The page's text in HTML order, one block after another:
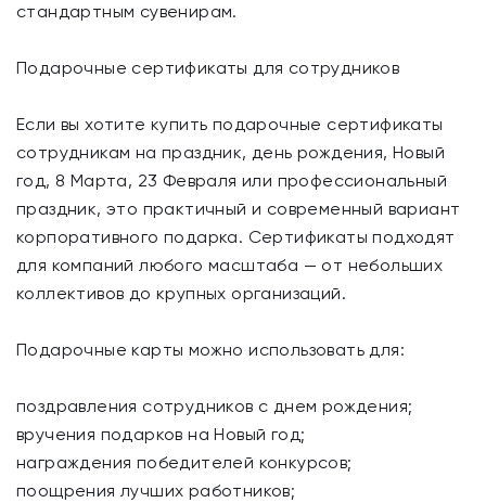
стандартным сувенирам.
Подарочные сертификаты для сотрудников
Если вы хотите купить подарочные сертификаты
сотрудникам на праздник, день рождения, Новый
год, 8 Марта, 23 Февраля или профессиональный
праздник, это практичный и современный вариант
корпоративного подарка. Сертификаты подходят
для компаний любого масштаба — от небольших
коллективов до крупных организаций.
Подарочные карты можно использовать для:
поздравления сотрудников с днем рождения;
вручения подарков на Новый год;
награждения победителей конкурсов;
поощрения лучших работников;